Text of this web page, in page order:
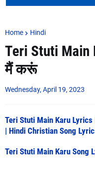
Home Hindi
Teri Stuti Main
मैं करूं
Wednesday, April 19, 2023
Teri Stuti Main Karu
| Hindi Christian Song
Teri Stuti Main Karu Song